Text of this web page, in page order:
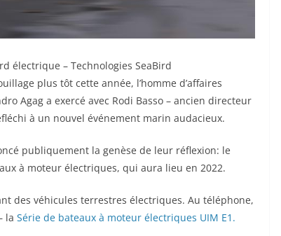
électrique – Technologies SeaBird
plus tôt cette année, l’homme d’affaires
Agag a exercé avec Rodi Basso – ancien directeur
à un nouvel événement marin audacieux.
publiquement la genèse de leur réflexion: le
à moteur électriques, qui aura lieu en 2022.
des véhicules terrestres électriques. Au téléphone,
la Série de bateaux à moteur électriques UIM E1.